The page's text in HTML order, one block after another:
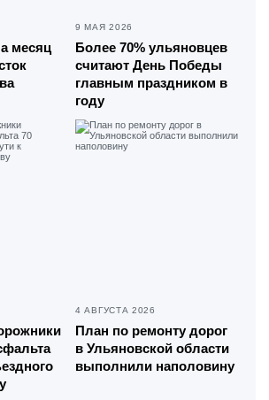
месяц
9 МАЯ 2026
Более 70% ульяновцев
считают День Победы
главным праздником в
году
4 АВГУСТА 2026
План по ремонту дорог
в Ульяновской области
выполнили наполовину